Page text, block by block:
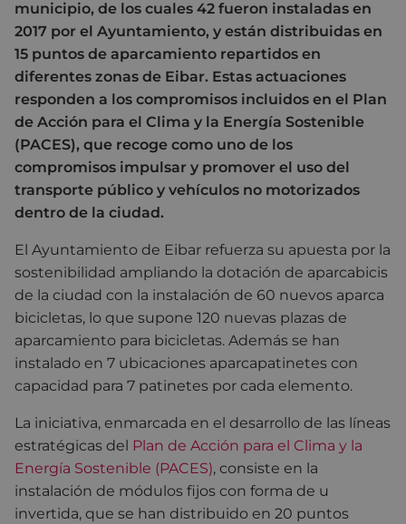
municipio, de los cuales 42 fueron instaladas en
2017 por el Ayuntamiento, y están distribuidas en
15 puntos de aparcamiento repartidos en
diferentes zonas de Eibar. Estas actuaciones
responden a los compromisos incluidos en el Plan
de Acción para el Clima y la Energía Sostenible
(PACES), que recoge como uno de los
compromisos impulsar y promover el uso del
transporte público y vehículos no motorizados
dentro de la ciudad.
El Ayuntamiento de Eibar refuerza su apuesta por la
sostenibilidad ampliando la dotación de aparcabicis
de la ciudad con la instalación de 60 nuevos aparca
bicicletas, lo que supone 120 nuevas plazas de
aparcamiento para bicicletas. Además se han
instalado en 7 ubicaciones aparcapatinetes con
capacidad para 7 patinetes por cada elemento.
La iniciativa, enmarcada en el desarrollo de las líneas
estratégicas del Plan de Acción para el Clima y la
Energía Sostenible (PACES), consiste en la
instalación de módulos fijos con forma de u
invertida, que se han distribuido en 20 puntos